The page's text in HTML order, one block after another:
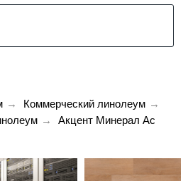
→ Коммерческий линолеум →
→ Акцент Минерал Ас